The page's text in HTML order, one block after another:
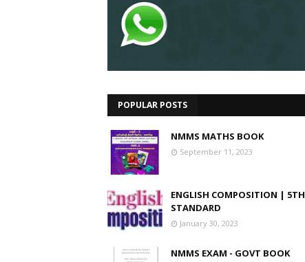
POPULAR POSTS
NMMS MATHS BOOK
September 11, 2023
ENGLISH COMPOSITION | 5TH
STANDARD
January 30, 2023
NMMS EXAM - GOVT BOOK